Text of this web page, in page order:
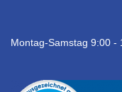
Montag-Samstag 9:00 -